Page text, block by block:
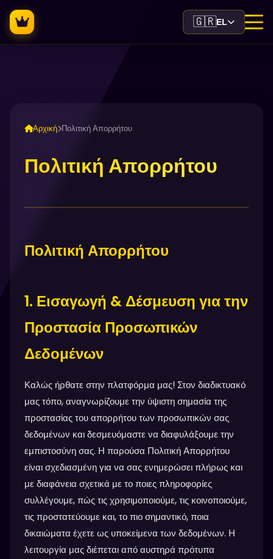
🇬🇷EL
Αρχική Πολιτική Απορρήτου
Πολιτική Απορρήτου
Πολιτική Απορρήτου
1. Εισαγωγή & Δέσμευση για την
Προστασία Προσωπικών
Δεδομένων
Καλώς ήρθατε στην πλατφόρμα μας! Στον διαδικτυακό
μας τόπο, αναγνωρίζουμε την ύψιστη σημασία της
προστασίας του απορρήτου των προσωπικών σας
δεδομένων και δεσμευόμαστε να διαφυλάξουμε την
εμπιστοσύνη σας. Η παρούσα Πολιτική Απορρήτου
είναι σχεδιασμένη για να σας ενημερώσει πλήρως και
με διαφάνεια σχετικά με το ποιες πληροφορίες
συλλέγουμε, πώς τις χρησιμοποιούμε, τις κοινοποιούμε,
τις προστατεύουμε και, το πιο σημαντικό, ποια
δικαιώματα έχετε ως υποκείμενα των δεδομένων. Η
λειτουργία μας διέπεται από αυστηρά πρότυπα